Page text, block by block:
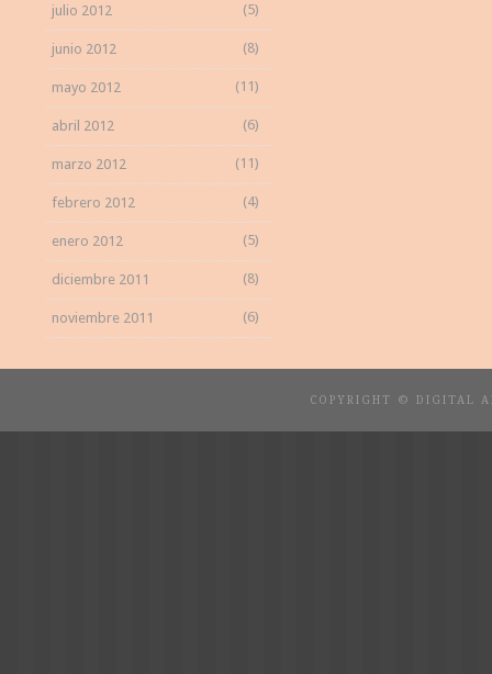
julio 2012 (5)
junio 2012 (8)
mayo 2012 (11)
abril 2012 (6)
marzo 2012 (11)
febrero 2012 (4)
enero 2012 (5)
diciembre 2011 (8)
noviembre 2011 (6)
COPYRIGHT © DIGITAL